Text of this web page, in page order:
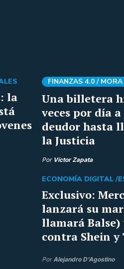
la
Una billetera
veces por día
deudor hasta
la Justicia
FINANZAS 4.0 /
Por Víctor Zapata
Exclusivo:
lanzará su
llamará
contra Shein y
ECONOMÍA DIGITAL /
PorAlejandro D'Agostino